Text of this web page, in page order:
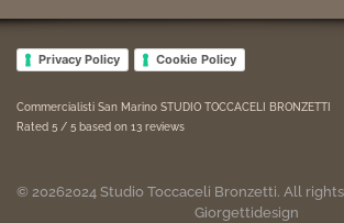
Privacy Policy Cookie Policy
Commercialisti San Marino STUDIO TOCCACELI BRONZETTI
Rated 5 / 5 based on 13 reviews
© 20262024 Studio Toccaceli Bronzetti. All
Giorgettidesign